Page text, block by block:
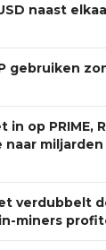
naast
gebruiken
op PRIME,
miljarden
verdubbelt
miners